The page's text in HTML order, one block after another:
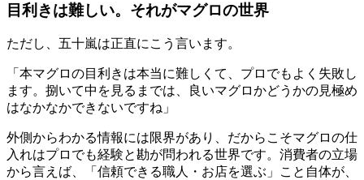
目利きは難しい。それがマグロの世界
ただし、五十嵐は正直にこう言います。
「本マグロの目利きは本当に難しくて、プロでもよく失敗し
ます。捌いて中を見るまでは、良いマグロかどうかの見極め
はなかなかできないですね」
外側からわかる情報には限界があり、だからこそマグロの仕
入れはプロでも経験と勘が問われる世界です。消費者の立場
から言えば、「信頼できる職人・お店を選ぶ」こと自体が、